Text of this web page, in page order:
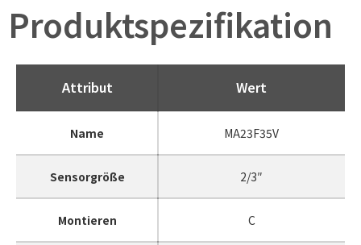
Produktspezifikation
Attribut Wert
Name MA23F35V
Sensorgröße 2/3″
Montieren C